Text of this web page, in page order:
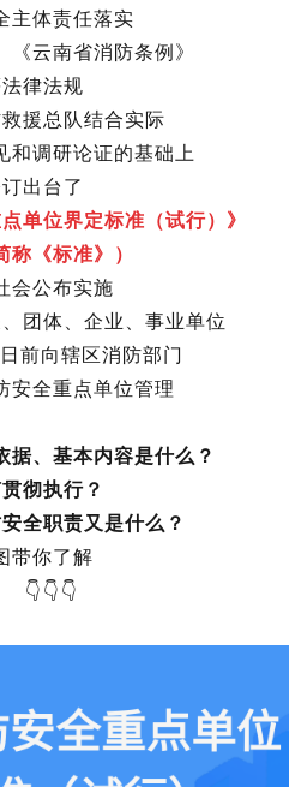
主体责任落实
云南省消防条例》
律法规
援总队结合实际
和调研论证的基础上
出台了
单位界定标准（试行）》
称《标准》）
会公布实施
团体、企业、事业单位
前向辖区消防部门
安全重点单位管理
据、基本内容是什么？
彻执行？
全职责又是什么？
带你了解
👇👇👇